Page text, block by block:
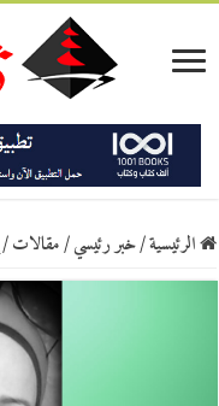
الرئيسية/خبر رئيسي/مقالات/